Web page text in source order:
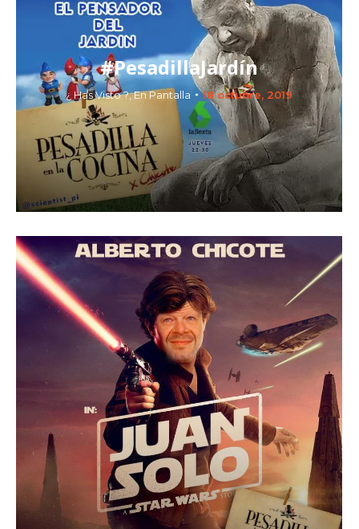
#PesadillaJardín
¿ Has Visto ?,En Pantalla 18 octubre, 2019